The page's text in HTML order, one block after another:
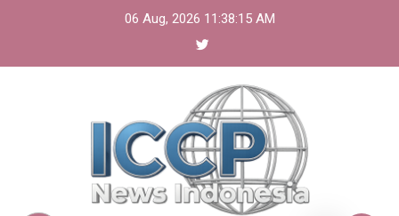
06 Aug, 2026 11:38:16 AM